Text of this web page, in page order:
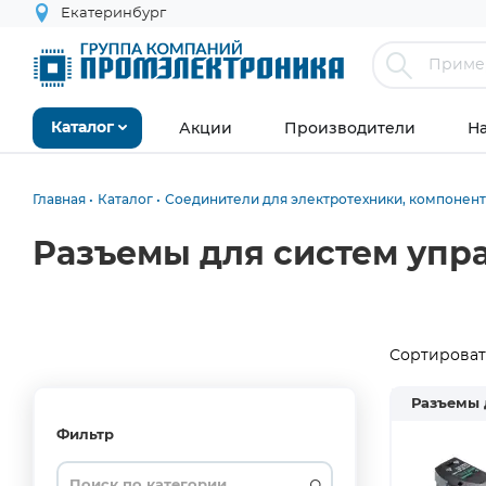
Екатеринбург
Каталог Акции Производители
Главная Каталог Соединители для электротехники,
Разъемы для систем
Фильтр
Wieland
Заглушка
на
2
5,5
50
3
Пружинный
Чёрный
зеленый
0,25
2х0,5
2
Зеленый/
зеленый
1
Разъемы